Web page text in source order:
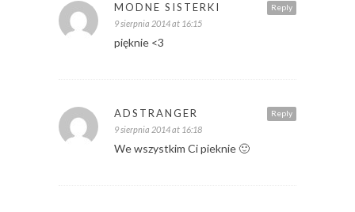
Reply
MODNE SISTERKI
9 sierpnia 2014 at 16:15
pięknie <3
Reply
ADSTRANGER
9 sierpnia 2014 at 16:18
We wszystkim Ci pieknie 🙂